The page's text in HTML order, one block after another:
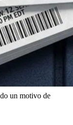
un motivo de